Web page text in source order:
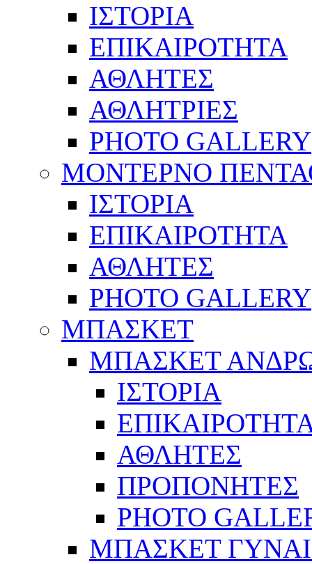
ΙΣΤΟΡΙΑ
ΕΠΙΚΑΙΡΟΤΗΤΑ
ΑΘΛΗΤΕΣ
ΑΘΛΗΤΡΙΕΣ
PHOTO GALLERY
ΜΟΝΤΕΡΝΟ
ΙΣΤΟΡΙΑ
ΕΠΙΚΑΙΡΟΤΗΤΑ
ΑΘΛΗΤΕΣ
PHOTO GALLERY
ΜΠΑΣΚΕΤ
ΜΠΑΣΚΕΤ
ΙΣΤΟΡΙΑ
ΑΘΛΗΤΕΣ
ΠΡΟΠΟΝΗΤΕΣ
PHOTO
ΜΠΑΣΚΕΤ